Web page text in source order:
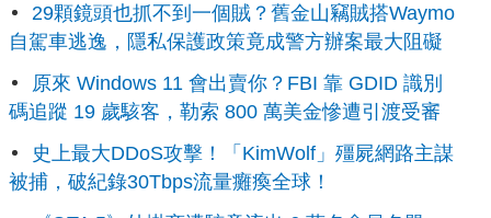
29顆鏡頭也抓不到一個賊？舊金山竊賊搭Waymo
自駕車逃逸，隱私保護政策竟成警方辦案最大阻礙
原來 Windows 11 會出賣你？FBI 靠 GDID 識別
碼追蹤 19 歲駭客，勒索 800 萬美金慘遭引渡受審
史上最大DDoS攻擊！「KimWolf」殭屍網路主謀
被捕，破紀錄30Tbps流量癱瘓全球！